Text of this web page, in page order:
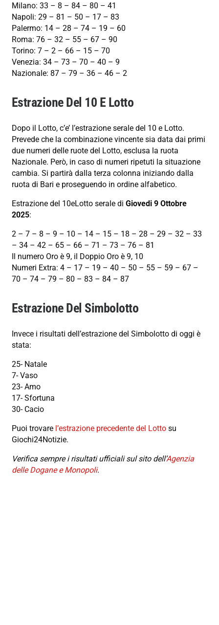
Milano: 33 – 8 – 84 – 80 – 41
Napoli: 29 – 81 – 50 – 17 – 83
Palermo: 14 – 28 – 74 – 19 – 60
Roma: 76 – 32 – 55 – 67 – 90
Torino: 7 – 2 – 66 – 15 – 70
Venezia: 34 – 73 – 70 – 40 – 9
Nazionale: 87 – 79 – 36 – 46 – 2
Estrazione Del 10 E Lotto
Dopo il Lotto, c’e’ l’estrazione serale del 10 e Lotto.
Prevede che la combinazione vincente sia data dai primi
due numeri delle ruote del Lotto, esclusa la ruota
Nazionale. Però, in caso di numeri ripetuti la situazione
cambia. Si partirà dalla terza colonna iniziando dalla
ruota di Bari e proseguendo in ordine alfabetico.
Estrazione del 10eLotto serale di Giovedi 9 Ottobre
2025:
2 – 7 – 8 – 9 – 10 – 14 – 15 – 18 – 28 – 29 – 32 – 33
– 34 – 42 – 65 – 66 – 71 – 73 – 76 – 81
Il numero Oro è 9, il Doppio Oro è 9, 10
Numeri Extra: 4 – 17 – 19 – 40 – 50 – 55 – 59 – 67 –
70 – 74 – 79 – 80 – 83 – 84 – 87
Estrazione Del Simbolotto
Invece i risultati dell’estrazione del Simbolotto di oggi è
stata:
25- Natale
7- Vaso
23- Amo
17- Sfortuna
30- Cacio
Puoi trovare l’estrazione precedente del Lotto su
Giochi24Notizie.
Verifica sempre i risultati ufficiali sul sito dell’Agenzia
delle Dogane e Monopoli.